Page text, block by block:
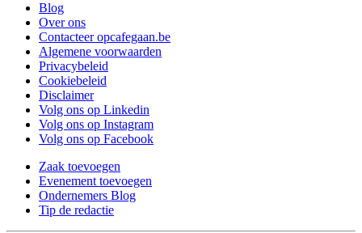
Blog
Over ons
Contacteer opcafegaan.be
Algemene voorwaarden
Privacybeleid
Cookiebeleid
Disclaimer
Volg ons op Linkedin
Volg ons op Instagram
Volg ons op Facebook
Zaak toevoegen
Evenement toevoegen
Ondernemers Blog
Tip de redactie